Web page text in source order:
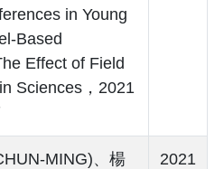
in Young
Based
Effect of Field
Sciences，2021
MING)、楊
2021